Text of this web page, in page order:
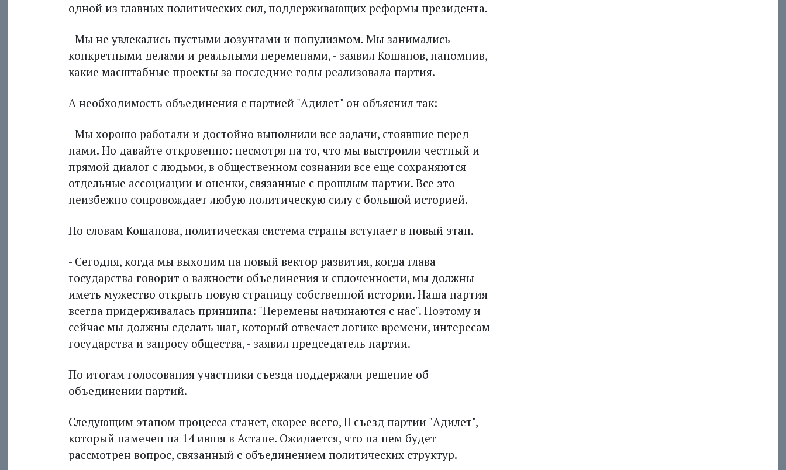
одной из главных политических сил, поддерживающих реформы президента.
- Мы не увлекались пустыми лозунгами и популизмом. Мы занимались
конкретными делами и реальными переменами, - заявил Кошанов, напомнив,
какие масштабные проекты за последние годы реализовала партия.
А необходимость объединения с партией "Адилет" он объяснил так:
- Мы хорошо работали и достойно выполнили все задачи, стоявшие перед
нами. Но давайте откровенно: несмотря на то, что мы выстроили честный и
прямой диалог с людьми, в общественном сознании все еще сохраняются
отдельные ассоциации и оценки, связанные с прошлым партии. Все это
неизбежно сопровождает любую политическую силу с большой историей.
По словам Кошанова, политическая система страны вступает в новый этап.
- Сегодня, когда мы выходим на новый вектор развития, когда глава
государства говорит о важности объединения и сплоченности, мы должны
иметь мужество открыть новую страницу собственной истории. Наша партия
всегда придерживалась принципа: "Перемены начинаются с нас". Поэтому и
сейчас мы должны сделать шаг, который отвечает логике времени, интересам
государства и запросу общества, - заявил председатель партии.
По итогам голосования участники съезда поддержали решение об
объединении партий.
Следующим этапом процесса станет, скорее всего, II съезд партии "Адилет",
который намечен на 14 июня в Астане. Ожидается, что на нем будет
рассмотрен вопрос, связанный с объединением политических структур.